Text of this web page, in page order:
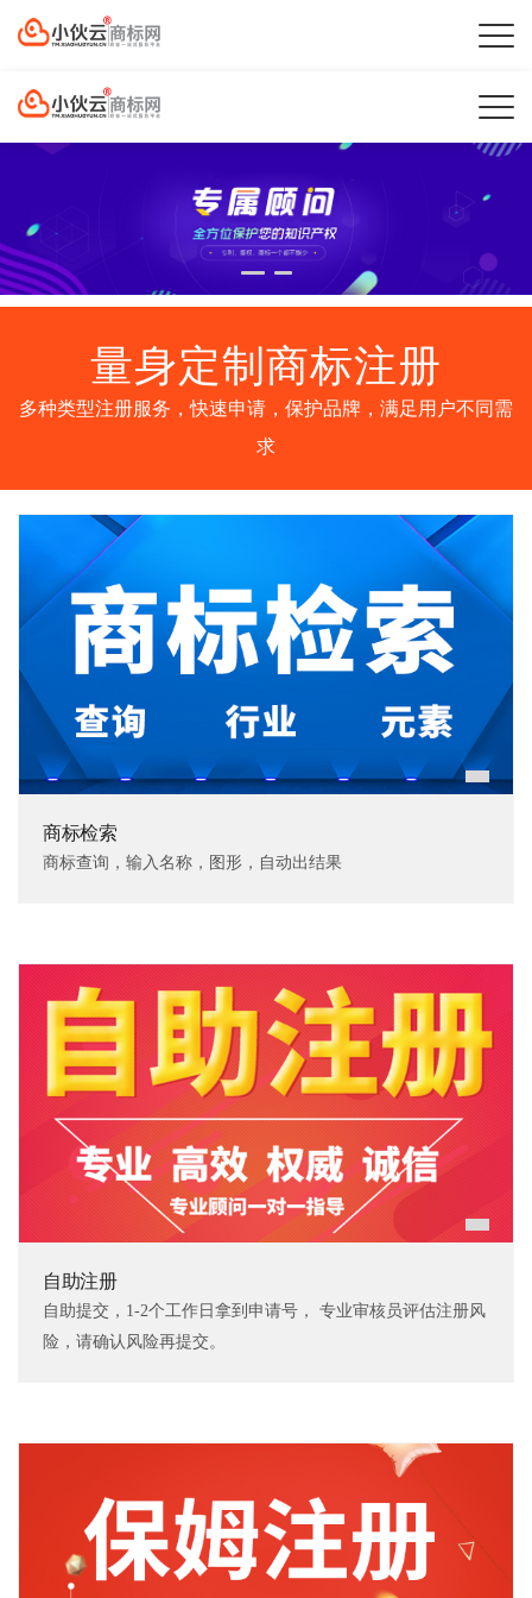
量身定制商标注册
多种类型注册服务，快速申请，保护品牌，满足用户不同需
求
商标检索
商标查询，输入名称，图形，自动出结果
自助注册
自助提交，1-2个工作日拿到申请号， 专业审核员评估注册风
险，请确认风险再提交。